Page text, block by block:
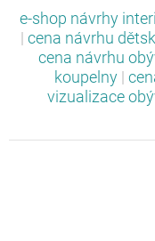
e-shop návrhy
cena návrhu
cena návrhu
koupelny
vizualizace